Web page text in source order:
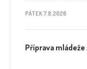
PÁTEK 7.8.2026
Příprava mládeže